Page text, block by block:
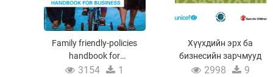
Family friendly-policies
handbook for
businesses
3154 1
Хүүхдийн эрх ба
бизнесийн зарчмууд
2998 9